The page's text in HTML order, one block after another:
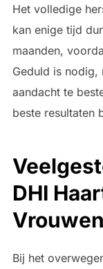
Het volledige
kan enige tijd
maanden,
Geduld is
aandacht te
beste resultaten
DHI
Vrouwen
Bij het